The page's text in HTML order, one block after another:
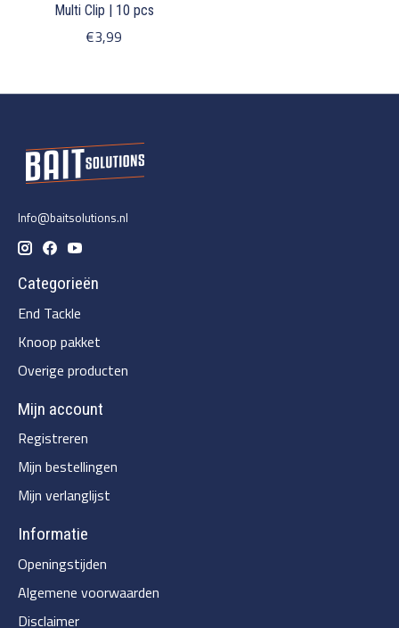
Multi Clip | 10 pcs
€3,99
Info@baitsolutions.nl
Categorieën
End Tackle
Knoop pakket
Overige producten
Mijn account
Registreren
Mijn bestellingen
Mijn verlanglijst
Informatie
Openingstijden
Algemene voorwaarden
Disclaimer